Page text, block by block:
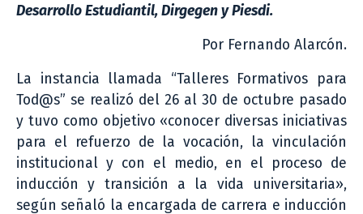
Desarrollo Estudiantil, Dirgegen y Piesdi.
Por Fernando Alarcón.
La instancia llamada “Talleres Formativos para
Tod@s” se realizó del 26 al 30 de octubre pasado
y tuvo como objetivo «conocer diversas iniciativas
para el refuerzo de la vocación, la vinculación
institucional y con el medio, en el proceso de
inducción y transición a la vida universitaria»,
según señaló la encargada de carrera e inducción